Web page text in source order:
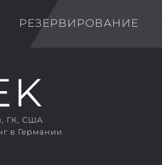
РЕЗЕРВИРОВАНИЕ
ГК, США
в Германии